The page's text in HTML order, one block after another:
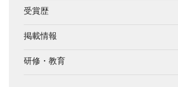
受賞歴
掲載情報
研修・教育